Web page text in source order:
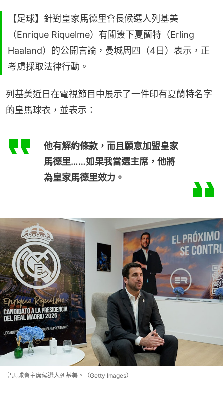
【足球】針對皇家馬德里會長候選人列基美
（Enrique Riquelme）有關簽下夏蘭特（Erling
Haaland）的公開言論，曼城周四（4日）表示，正
考慮採取法律行動。
列基美近日在電視節目中展示了一件印有夏蘭特名字
的皇馬球衣，並表示：
他有解約條款，而且願意加盟皇家
馬德里……如果我當選主席，他將
為皇家馬德里效力。
皇馬球會主席候選人列基美。（Getty Images）